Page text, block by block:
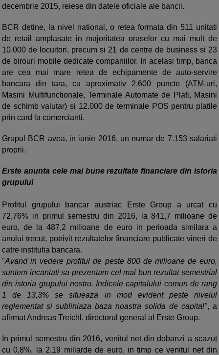
decembrie 2015, reiese din datele oficiale ale bancii.
BCR detine, la nivel national, o retea formata din 511 unitati
de retail amplasate in majoritatea oraselor cu mai mult de
10.000 de locuitori, precum si 21 de centre de business si 23
de birouri mobile dedicate companiilor. In acelasi timp, banca
are cea mai mare retea de echipamente de auto-servire
bancara din tara, cu aproximativ 2.600 puncte (ATM-uri,
Masini Multifunctionale, Terminale Automate de Plati, Masini
de schimb valutar) si 12.000 de terminale POS pentru platile
prin card la comercianti.
Grupul BCR avea, in iunie 2016, un numar de 7.153 salariati
proprii.
Erste anunta cele mai bune rezultate financiare din istoria
grupului
Profitul grupului bancar austriac Erste Group a urcat cu
72,76% in primul semestru din 2016, la 841,7 milioane de
euro, de la 487,2 milioane de euro in perioada similara a
anului trecut, potrivit rezultatelor financiare publicate vineri de
catre institutia bancara.
"Avand in vedere profitul de peste 800 de milioane de euro,
suntem incantati sa prezentam cel mai bun rezultat semestrial
din istoria grupului nostru. Indicele capitalului comun de rang
1 de 13,3% se situeaza in mod evident peste nivelul
reglementat si subliniaza baza noastra solida de capital", a
afirmat Andreas Treichl, directorul general al Erste Group.
In primul semestru din 2016, venitul net din dobanzi a scazut
cu 0,8%, la 2,19 miliarde de euro, in timp ce venitul net din